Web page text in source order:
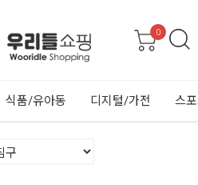
0
식품/유아동 디지털/가전 스